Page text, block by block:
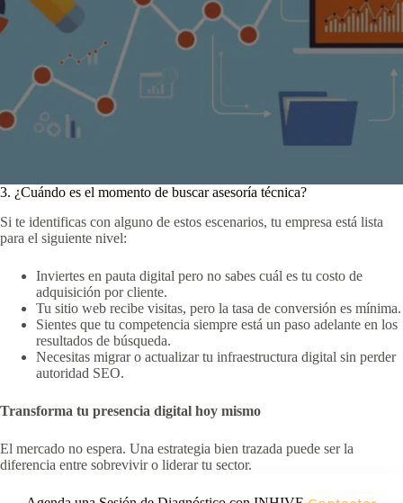
3. ¿Cuándo es el momento de buscar asesoría técnica?
Si te identificas con alguno de estos escenarios, tu empresa está lista
para el siguiente nivel:
Inviertes en pauta digital pero no sabes cuál es tu costo de
adquisición por cliente.
Tu sitio web recibe visitas, pero la tasa de conversión es mínima.
Sientes que tu competencia siempre está un paso adelante en los
resultados de búsqueda.
Necesitas migrar o actualizar tu infraestructura digital sin perder
autoridad SEO.
Transforma tu presencia digital hoy mismo
El mercado no espera. Una estrategia bien trazada puede ser la
diferencia entre sobrevivir o liderar tu sector.